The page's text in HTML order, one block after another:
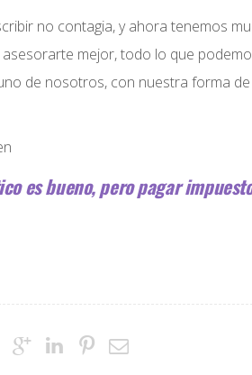
no contagia, y ahora tenemos
asesorarte mejor, todo lo que
de nosotros, con nuestra forma
es bueno, pero pagar